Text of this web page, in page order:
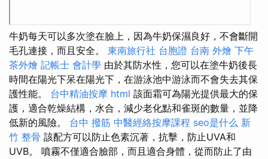
牛奶每天可以多次塗在臉上，因為牛奶保濕良好，不會斷開
毛孔連接，而且安全。 東南旅行社 台胞證 台南 外燴 下午
茶外燴 記帳士 會計學 由於其防水性，您可以在塗牛奶後長
時間在陽光下呆在陽光下，在游泳池中游泳而不會失去其保
護性能。 台中精油按摩 html 該面霜可為陽光提供最大的保
護，適合乾燥結構，水合，減少老化點和雀斑的數量，並降
低新的風險。 台中 撥筋 中醫經絡按摩課程 seo是什么 新
竹 整骨 該配方可以防止色素沉著，抗擊，防止UVA和
UVB。 噴霧不僅適合臉部，而且適合身體，從而防止了由